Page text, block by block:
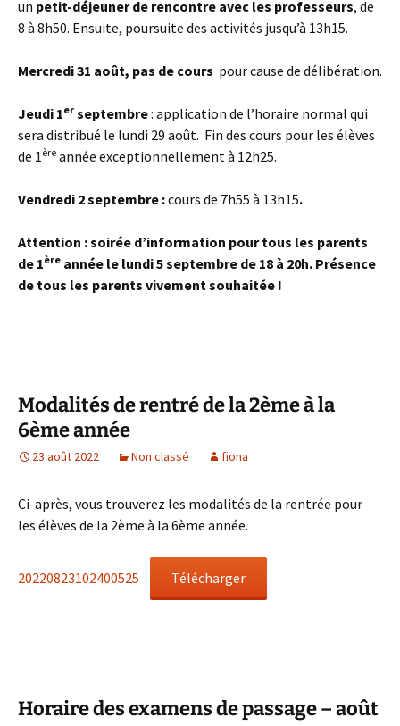
un petit-déjeuner de rencontre avec les professeurs, de
8 à 8h50. Ensuite, poursuite des activités jusqu’à 13h15.
Mercredi 31 août, pas de cours pour cause de délibération.
Jeudi 1er septembre: application de l’horaire normal qui
sera distribué le lundi 29 août. Fin des cours pour les élèves
de 1ère année exceptionnellement à 12h25.
Vendredi 2 septembre :cours de 7h55 à 13h15.
Attention : soirée d’information pour tous les parents
de 1ère année le lundi 5 septembre de 18 à 20h. Présence
de tous les parents vivement souhaitée !
Modalités de rentré de la 2ème à la
6ème année
23 août 2022 Non classé fiona
Ci-après, vous trouverez les modalités de la rentrée pour
les élèves de la 2ème à la 6ème année.
20220823102400525 Télécharger
Horaire des examens de passage – août